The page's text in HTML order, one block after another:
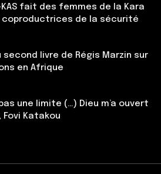
KAS fait des femmes de la Kara
coproductrices de la sécurité
livre de Régis Marzin sur
en Afrique
une limite (…) Dieu m’a ouvert
Fovi Katakou